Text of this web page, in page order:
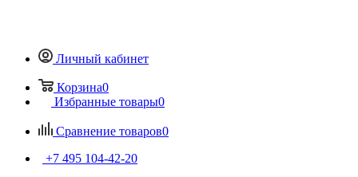
Личный кабинет
Корзина0
Избранные товары0
Сравнение товаров0
+7 495 104-42-20